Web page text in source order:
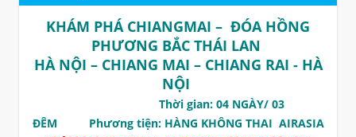
​KHÁM PHÁ CHIANGMAI – ĐÓA HỒNG
PHƯƠNG BẮC THÁI LAN
HÀ NỘI – CHIANG MAI – CHIANG RAI - HÀ
NỘI
Thời gian: 04 NGÀY/ 03
ĐÊM Phương tiện: HÀNG KHÔNG THAI AIRASIA